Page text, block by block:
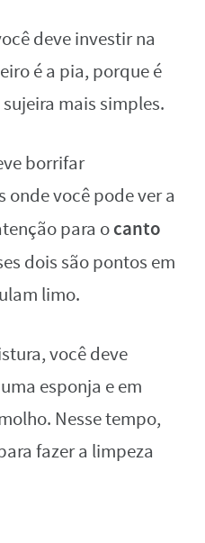
deve investir na
é a pia, porque é
mais simples.
borrifar
você pode ver a
para ocanto
dois são pontos em
limo.
você deve
esponja e em
Nesse tempo,
fazer a limpeza